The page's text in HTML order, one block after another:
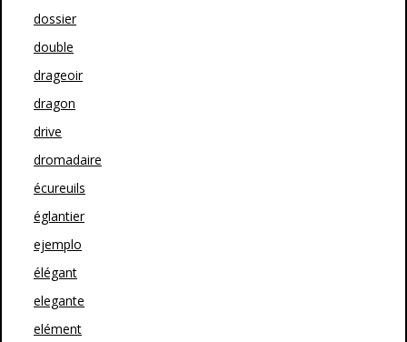
dossier
double
drageoir
dragon
drive
dromadaire
écureuils
églantier
ejemplo
élégant
elegante
elément